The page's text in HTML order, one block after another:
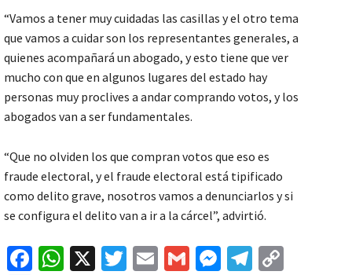
“Vamos a tener muy cuidadas las casillas y el otro tema
que vamos a cuidar son los representantes generales, a
quienes acompañará un abogado, y esto tiene que ver
mucho con que en algunos lugares del estado hay
personas muy proclives a andar comprando votos, y los
abogados van a ser fundamentales.
“Que no olviden los que compran votos que eso es
fraude electoral, y el fraude electoral está tipificado
como delito grave, nosotros vamos a denunciarlos y si
se configura el delito van a ir a la cárcel”, advirtió.
Fa W X
T
E
G
M Te